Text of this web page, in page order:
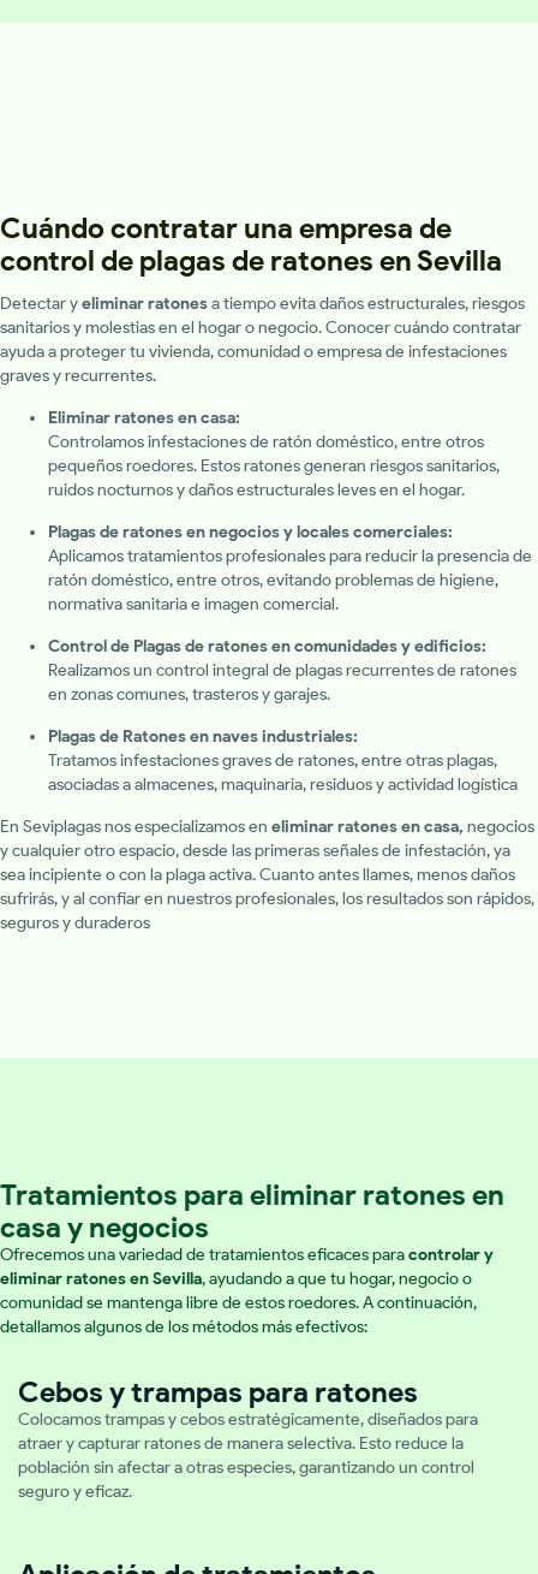
Cuándo contratar una empresa de
control de plagas de ratones en Sevilla
Detectar yeliminar ratonesa tiempo evita daños estructurales, riesgos
sanitarios y molestias en el hogar o negocio. Conocer cuándo contratar
ayuda a proteger tu vivienda, comunidad o empresa de infestaciones
graves y recurrentes.
Eliminar ratones en casa:
Controlamos infestaciones de ratón doméstico, entre otros
pequeños roedores. Estos ratones generan riesgos sanitarios,
ruidos nocturnos y daños estructurales leves en el hogar.
Plagas de ratones en negocios y locales comerciales:
Aplicamos tratamientos profesionales para reducir la presencia de
ratón doméstico, entre otros, evitando problemas de higiene,
normativa sanitaria e imagen comercial.
Control de Plagas de ratones en comunidades y edificios:
Realizamos un control integral de plagas recurrentes de ratones
en zonas comunes, trasteros y garajes.
Plagas de Ratones en naves industriales:
Tratamos infestaciones graves de ratones, entre otras plagas,
asociadas a almacenes, maquinaria, residuos y actividad logística
En Seviplagas nos especializamos en eliminar ratones en casa, negocios
y cualquier otro espacio, desde las primeras señales de infestación, ya
sea incipiente o con la plaga activa. Cuanto antes llames, menos daños
sufrirás, y al confiar en nuestros profesionales, los resultados son rápidos,
seguros y duraderos
Tratamientos para eliminar ratones en
casa y negocios
Ofrecemos una variedad de tratamientos eficaces paracontrolar y
eliminar ratones en Sevilla, ayudando a que tu hogar, negocio o
comunidad se mantenga libre de estos roedores. A continuación,
detallamos algunos de los métodos más efectivos:
Cebos y trampas para ratones
Colocamos trampas y cebos estratégicamente, diseñados para
atraer y capturar ratones de manera selectiva. Esto reduce la
población sin afectar a otras especies, garantizando un control
seguro y eficaz.